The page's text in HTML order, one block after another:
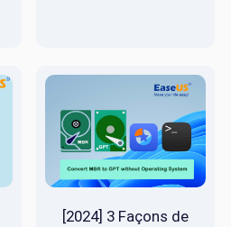
[2024] 3 Façons de